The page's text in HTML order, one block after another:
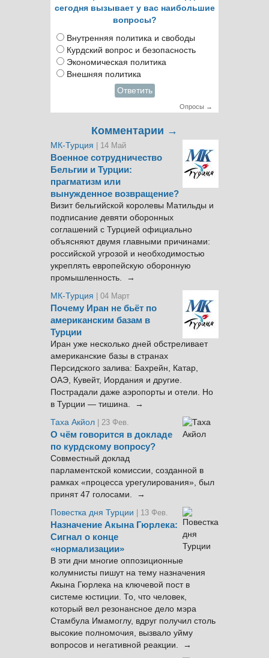
сегодня вызывает у вас наибольшие
вопросы?
Внутренняя политика и свободы
Курдский вопрос и безопасность
Экономическая политика
Внешняя политика
Ответить
Опросы →
Комментарии →
МК-Турция | 14 Май
Военное сотрудничество
Бельгии и Турции:
прагматизм или
вынужденное возвращение?
Визит бельгийской королевы Матильды и
подписание девяти оборонных
соглашений с Турцией официально
объясняют двумя главными причинами:
российской угрозой и необходимостью
укреплять европейскую оборонную
промышленность. →
МК-Турция
| 04 Март
Почему Иран не бьёт по
американским базам в
Турции
Иран уже несколько дней обстреливает
американские базы в странах
Персидского залива: Бахрейн, Катар,
ОАЭ, Кувейт, Иордания и другие.
Пострадали даже аэропорты и отели. Но
в Турции — тишина. →
Таха Акйол | 23 Фев.
О чём говорится в докладе
по курдскому вопросу?
Совместный доклад
парламентской комиссии, созданной в
рамках «процесса урегулирования», был
принят 47 голосами. →
Повестка дня Турции
| 13 Фев.
Назначение Акына Гюрлека:
Сигнал о конце
«нормализации»
В эти дни многие оппозиционные
колумнисты пишут на тему назначения
Акына Гюрлека на ключевой пост в
системе юстиции. То, что человек,
который вел резонансное дело мэра
Стамбула Имамоглу, вдруг получил столь
высокие полномочия, вызвало уйму
вопросов и негативной реакции. →